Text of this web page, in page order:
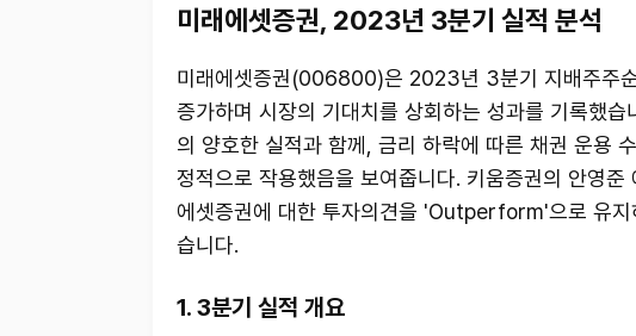
미래에셋증권, 2023년 3분기 실적 분석
미래에셋증권(006800)은 2023년 3분기 지배주주
증가하며 시장의 기대치를 상회하는 성과를 기록했
의 양호한 실적과 함께, 금리 하락에 따른 채권 운용
정적으로 작용했음을 보여줍니다. 키움증권의 안영
에셋증권에 대한 투자의견을 'Outperform'으로 유
습니다.
1. 3분기 실적 개요